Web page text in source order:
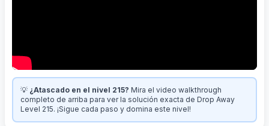
💡 ¿Atascado en el nivel 215? Mira el video walkthrough
completo de arriba para ver la solución exacta de Drop Away
Level 215. ¡Sigue cada paso y domina este nivel!